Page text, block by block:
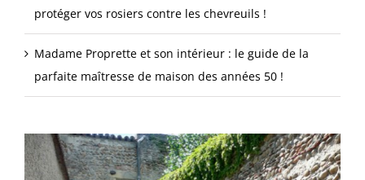
protéger vos rosiers contre les chevreuils !
Madame Proprette et son intérieur : le guide de la
parfaite maîtresse de maison des années 50 !